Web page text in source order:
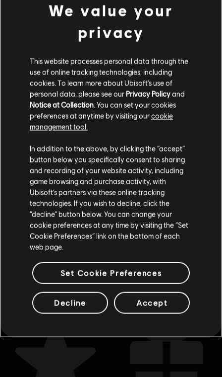
《波斯王子：失落王冠》
雙刃王座外觀
DLC
《波斯王子：失落王冠》
暗黑王子外觀
顯示項目 (6/6)
到官方 Ubisoft Store 找到你喜愛的所有英雄。全新產品和
一整年的驚喜優惠，讓你享受 Ubisoft 帶來的極致體驗！從
新遊戲、Season Pass 乃至於 DLC，讓你獲得最完整的遊戲
體驗。官方 Ubisoft Store 為你在 PC 平臺上準備了最精彩的
冒險。在《刺客教條：維京紀元》裡寫下屬於你的維京傳
奇、在《芬尼克斯傳說》裡深刻體驗希臘神話、在《全境封鎖
裡化身國土戰略局特工、在
切，或者在
裡加入特種部隊。也別
忘了深入
《極地戰嚎 6》裡現代遊擊隊革命的殘酷世界，將
國家從獨裁者及其兒子手中解放出來。
您是简体中文用户？
请您访问我们的简体中文商店来完成购买
留在此商店
重新选择您的商店
We value your
privacy
This website processes personal data through the
use of online tracking technologies, including
cookies. To learn more about Ubisoft's use of
personal data, please see our Privacy Policyand
Notice at Collection . You can set your cookies
preferences at anytime by visiting ourcookie
management tool.
In addition to the above, by clicking the “accept”
button below you specifically consent to sharing
and recording of your website activity, including
game browsing and purchase activity, with
Ubisoft’s partners via these online tracking
technologies. If you wish to decline, click the
“decline” button below. You can change your
cookie preferences at any time by visiting the “Set
Cookie Preferences” link on the bottom of each
web page.
Set Cookie Preferences
Decline Accept